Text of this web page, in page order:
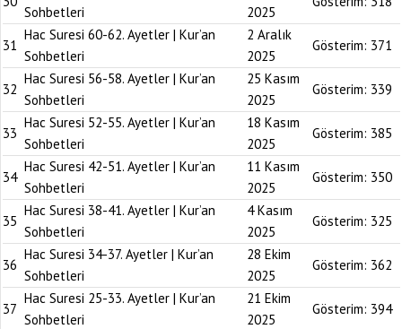
Sohbetleri
2025
31
Hac Suresi 60-62. Ayetler | Kur’an
Sohbetleri
2 Aralık
2025
Gösterim: 371
32
Hac Suresi 56-58. Ayetler | Kur’an
Sohbetleri
25 Kasım
2025
Gösterim: 339
33
Hac Suresi 52-55. Ayetler | Kur’an
Sohbetleri
18 Kasım
2025
Gösterim: 385
34
Hac Suresi 42-51. Ayetler | Kur’an
Sohbetleri
11 Kasım
2025
Gösterim: 350
35
Hac Suresi 38-41. Ayetler | Kur’an
Sohbetleri
4 Kasım
2025
Gösterim: 325
36
Hac Suresi 34-37. Ayetler | Kur’an
Sohbetleri
28 Ekim
2025
Gösterim: 362
37
Hac Suresi 25-33. Ayetler | Kur’an
Sohbetleri
21 Ekim
2025
Gösterim: 394